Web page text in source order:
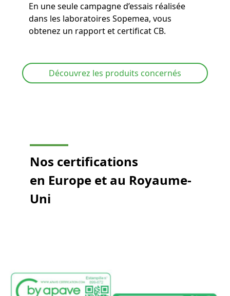
En une seule campagne d’essais réalisée
dans les laboratoires Sopemea, vous
obtenez un rapport et certificat CB.
Découvrez les produits concernés
Nos certifications
en Europe et au Royaume-
Uni